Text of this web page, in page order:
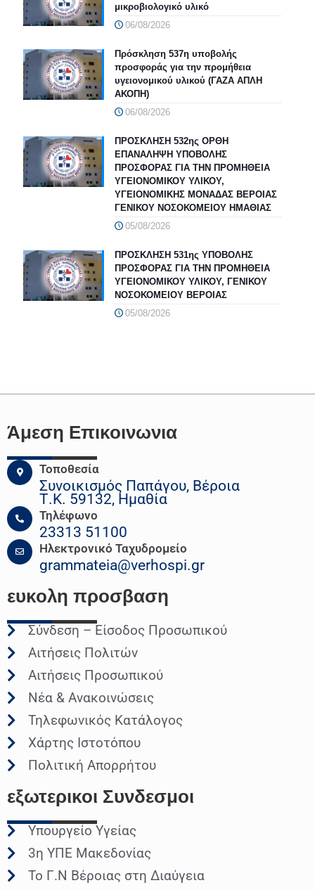
μικροβιολογικό υλικό
06/08/2026
Πρόσκληση 537η υποβολής
προσφοράς για την προμήθεια
υγειονομικού υλικού (ΓΑΖΑ ΑΠΛΗ
ΑΚΟΠΗ)
06/08/2026
ΠΡΟΣΚΛΗΣΗ 532ης ΟΡΘΗ
ΕΠΑΝΑΛΗΨΗ ΥΠΟΒΟΛΗΣ
ΠΡΟΣΦΟΡΑΣ ΓΙΑ ΤΗΝ ΠΡΟΜΗΘΕΙΑ
ΥΓΕΙΟΝΟΜΙΚΟΥ ΥΛΙΚΟΥ,
ΥΓΕΙΟΝΟΜΙΚΗΣ ΜΟΝΑΔΑΣ ΒΕΡΟΙΑΣ
ΓΕΝΙΚΟΥ ΝΟΣΟΚΟΜΕΙΟΥ ΗΜΑΘΙΑΣ
05/08/2026
ΠΡΟΣΚΛΗΣΗ 531ης ΥΠΟΒΟΛΗΣ
ΠΡΟΣΦΟΡΑΣ ΓΙΑ ΤΗΝ ΠΡΟΜΗΘΕΙΑ
ΥΓΕΙΟΝΟΜΙΚΟΥ ΥΛΙΚΟΥ, ΓΕΝΙΚΟΥ
ΝΟΣΟΚΟΜΕΙΟΥ ΒΕΡΟΙΑΣ
05/08/2026
Άμεση Επικοινωνια
Τοποθεσία
Συνοικισμός Παπάγου, Βέροια
Τ.Κ. 59132, Ημαθία
Τηλέφωνο
23313 51100
Ηλεκτρονικό Ταχυδρομείο
grammateia@verhospi.gr
ευκολη προσβαση
Σύνδεση – Είσοδος Προσωπικού
Αιτήσεις Πολιτών
Αιτήσεις Προσωπικού
Νέα & Ανακοινώσεις
Τηλεφωνικός Κατάλογος
Χάρτης Ιστοτόπου
Πολιτική Απορρήτου
εξωτερικοι Συνδεσμοι
Υπουργείο Υγείας
3η ΥΠΕ Μακεδονίας
Το Γ.Ν Βέροιας στη Διαύγεια